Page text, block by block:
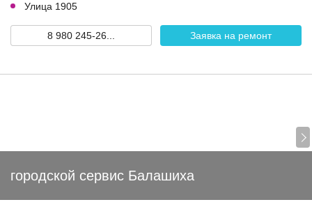
Улица 1905
8 980 245-26... Заявка на ремонт
городской сервис Балашиха